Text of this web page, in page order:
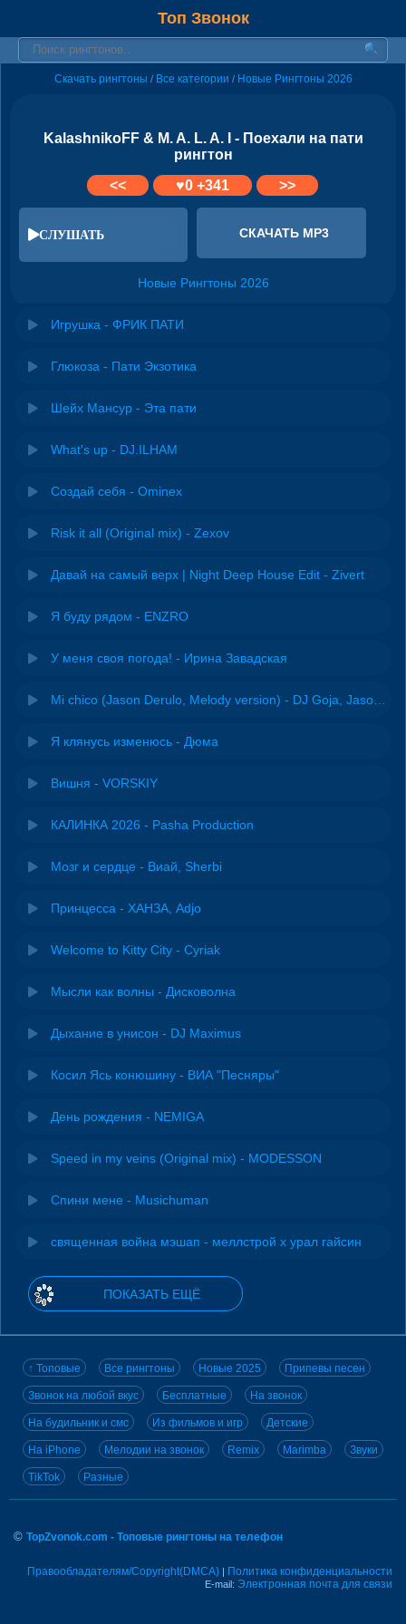
Топ Звонок
Скачать рингтоны / Все категории / Новые Рингтоны 2026
KalashnikoFF & M. A. L. A. I - Поехали на пати
рингтон
<<
♥0+341 >>
СЛУШАТЬ СКАЧАТЬ MP3
Новые Рингтоны 2026
Игрушка - ФРИК ПАТИ
Глюкоза - Пати Экзотика
Шейх Мансур - Эта пати
What's up - DJ.ILHAM
Создай себя - Ominex
Risk it all (Original mix) - Zexov
Давай на самый верх | Night Deep House Edit - Zivert
Я буду рядом - ENZRO
У меня своя погода! - Ирина Завадская
Я клянусь изменюсь - Дюма
Вишня - VORSKIY
КАЛИНКА 2026 - Pasha Production
Мозг и сердце - Виай, Sherbi
Принцесса - ХАНЗА, Adjo
Welcome to Kitty City - Cyriak
Мысли как волны - Дисковолна
Дыхание в унисон - DJ Maximus
Косил Ясь конюшину - ВИА "Песняры"
День рождения - NEMIGA
Speed in my veins (Original mix) - MODESSON
Спини мене - Musichuman
священная война мэшап - меллстрой х урал гайсин
ПОКАЗАТЬ ЕЩЁ
↑ Топовые Все рингтоны Новые 2025 Припевы песен
Звонок на любой вкус Бесплатные На звонок
На будильник и смс Из фильмов и игр Детские
На iPhone Мелодии на звонок Remix Marimba Звуки
TikTok Разные
© TopZvonok.com - Топовые рингтоны на телефон
Правообладателям/Copyright(DMCA) | Политика конфиденциальности
E-mail: Электронная почта для связи